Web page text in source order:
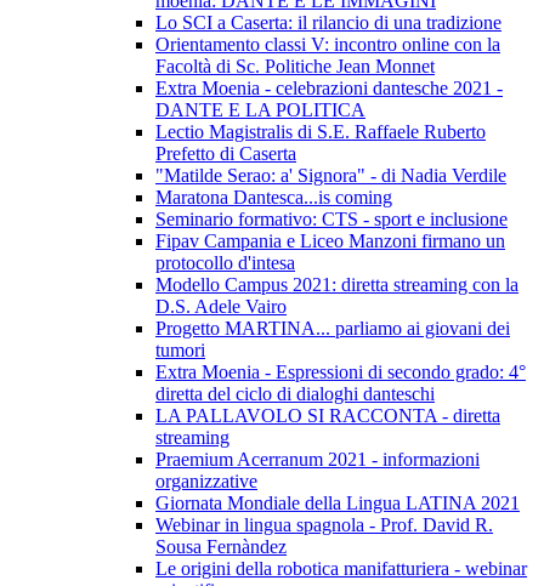
Lo SCI a Caserta: il rilancio di una tradizione
Orientamento classi V: incontro online con la
Facoltà di Sc. Politiche Jean Monnet
Extra Moenia - celebrazioni dantesche 2021 -
DANTE E LA POLITICA
Lectio Magistralis di S.E. Raffaele Ruberto
Prefetto di Caserta
"Matilde Serao: a' Signora" - di Nadia Verdile
Maratona Dantesca...is coming
Seminario formativo: CTS - sport e inclusione
Fipav Campania e Liceo Manzoni firmano un
protocollo d'intesa
Modello Campus 2021: diretta streaming con la
D.S. Adele Vairo
Progetto MARTINA... parliamo ai giovani dei
tumori
Extra Moenia - Espressioni di secondo grado: 4°
diretta del ciclo di dialoghi danteschi
LA PALLAVOLO SI RACCONTA - diretta
streaming
Praemium Acerranum 2021 - informazioni
organizzative
Giornata Mondiale della Lingua LATINA 2021
Webinar in lingua spagnola - Prof. David R.
Sousa Fernàndez
Le origini della robotica manifatturiera - webinar